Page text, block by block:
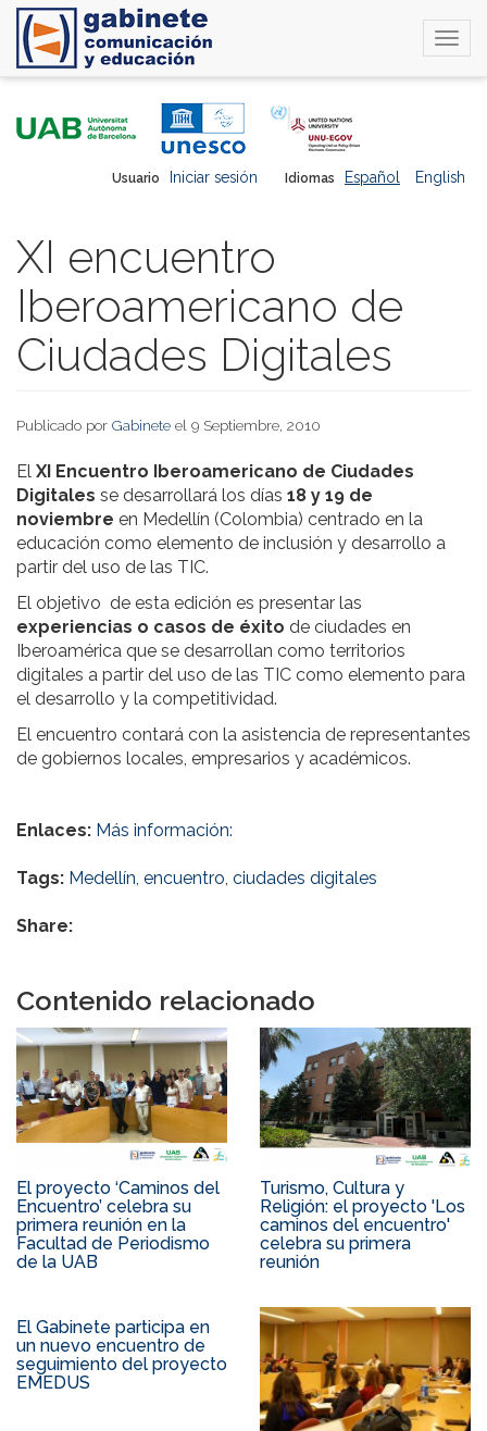
Idiomas Español English
Usuario Iniciar sesión
XI encuentro
Iberoamericano de
Ciudades Digitales
Publicado por Gabinete el 9 Septiembre, 2010
El XI Encuentro Iberoamericano de Ciudades
Digitales se desarrollará los días 18 y 19 de
noviembre en Medellín (Colombia) centrado en la
educación como elemento de inclusión y desarrollo a
partir del uso de las TIC.
El objetivo de esta edición es presentar las
experiencias o casos de éxito de ciudades en
Iberoamérica que se desarrollan como territorios
digitales a partir del uso de las TIC como elemento para
el desarrollo y la competitividad.
El encuentro contará con la asistencia de representantes
de gobiernos locales, empresarios y académicos.
Enlaces: Más información:
Tags: Medellín, encuentro, ciudades digitales
Share:
Contenido relacionado
El proyecto ‘Caminos del
Encuentro’ celebra su
primera reunión en la
Facultad de Periodismo
de la UAB
Turismo, Cultura y
Religión: el proyecto 'Los
caminos del encuentro'
celebra su primera
reunión
El Gabinete participa en
un nuevo encuentro de
seguimiento del proyecto
EMEDUS